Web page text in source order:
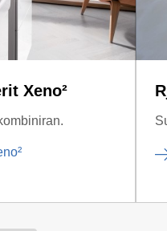
Xeno²